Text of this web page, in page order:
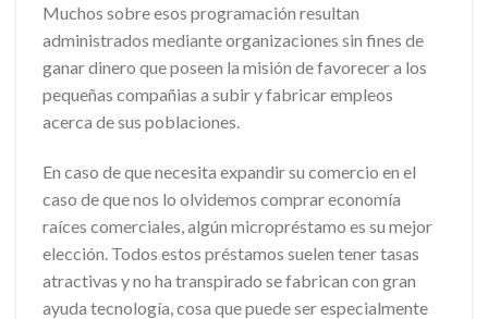
Muchos sobre esos programación resultan
administrados mediante organizaciones sin fines de
ganar dinero que poseen la misión de favorecer a los
pequeñas compañias a subir y fabricar empleos
acerca de sus poblaciones.
En caso de que necesita expandir su comercio en el
caso de que nos lo olvidemos comprar economía
raíces comerciales, algún micropréstamo es su mejor
elección. Todos estos préstamos suelen tener tasas
atractivas y no ha transpirado se fabrican con gran
ayuda tecnología, cosa que puede ser especialmente